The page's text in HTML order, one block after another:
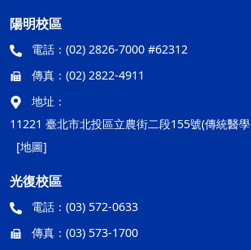
陽明校區
電話： (02) 2826-7000 #62312
傳真： (02) 2822-4911
地址：
11221 臺北市北投區立農街二段155號(傳統醫
[地圖]
光復校區
電話： (03) 572-0633
傳真： (03) 573-1700